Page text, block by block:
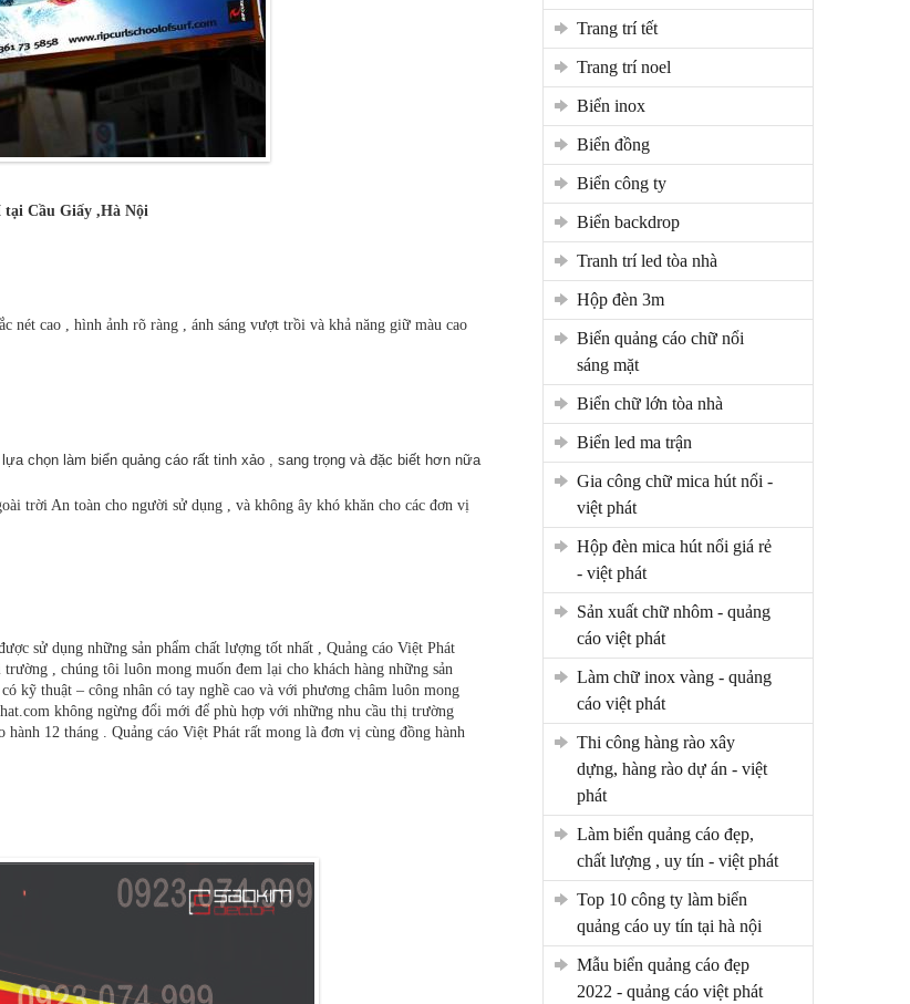
tại Cầu Giấy ,Hà Nội
nét cao , hình ảnh rõ ràng , ánh sáng vượt trồi và khả năng giữ màu cao
chọn làm biển quảng cáo rất tinh xảo , sang trọng và đặc biết hơn nữa
trời An toàn cho người sử dụng , và không ây khó khăn cho các đơn vị
sử dụng những sản phẩm chất lượng tốt nhất , Quảng cáo Việt Phát
, chúng tôi luôn mong muốn đem lại cho khách hàng những sản
kỹ thuật – công nhân có tay nghề cao và với phương châm luôn mong
không ngừng đổi mới để phù hợp với những nhu cầu thị trường
12 tháng . Quảng cáo Việt Phát rất mong là đơn vị cùng đồng hành
trang trí tết
trang trí noel
biển inox
biển đồng
biển công ty
biển backdrop
tranh trí led tòa nhà
hộp đèn 3m
biển quảng cáo chữ nổi
sáng mặt
biển chữ lớn tòa nhà
biển led ma trận
gia công chữ mica hút nổi -
việt phát
hộp đèn mica hút nổi giá rẻ
- việt phát
sản xuất chữ nhôm - quảng
cáo việt phát
làm chữ inox vàng - quảng
cáo việt phát
thi công hàng rào xây
dựng, hàng rào dự án - việt
phát
làm biển quảng cáo đẹp,
chất lượng , uy tín - việt phát
top 10 công ty làm biển
quảng cáo uy tín tại hà nội
mẫu biển quảng cáo đẹp
2022 - quảng cáo việt phát